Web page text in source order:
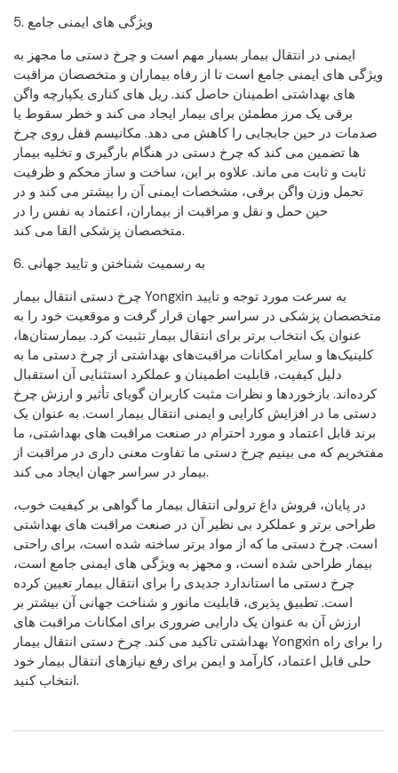
5. ویژگی های ایمنی جامع
ایمنی در انتقال بیمار بسیار مهم است و چرخ دستی ما مجهز به
ویژگی های ایمنی جامع است تا از رفاه بیماران و متخصصان مراقبت
های بهداشتی اطمینان حاصل کند. ریل های کناری یکپارچه واگن
برقی یک مرز مطمئن برای بیمار ایجاد می کند و خطر سقوط یا
صدمات در حین جابجایی را کاهش می دهد. مکانیسم قفل روی چرخ
ها تضمین می کند که چرخ دستی در هنگام بارگیری و تخلیه بیمار
ثابت و ثابت می ماند. علاوه بر این، ساخت و ساز محکم و ظرفیت
تحمل وزن واگن برقی، مشخصات ایمنی آن را بیشتر می کند و در
حین حمل و نقل و مراقبت از بیماران، اعتماد به نفس را در
متخصصان پزشکی القا می کند.
6. به رسمیت شناختن و تایید جهانی
چرخ دستی انتقال بیمار Yongxin به سرعت مورد توجه و تایید
متخصصان پزشکی در سراسر جهان قرار گرفت و موقعیت خود را به
عنوان یک انتخاب برتر برای انتقال بیمار تثبیت کرد. بیمارستان‌ها،
کلینیک‌ها و سایر امکانات مراقبت‌های بهداشتی از چرخ دستی ما به
دلیل کیفیت، قابلیت اطمینان و عملکرد استثنایی آن استقبال
کرده‌اند. بازخوردها و نظرات مثبت کاربران گویای تأثیر و ارزش چرخ
دستی ما در افزایش کارایی و ایمنی انتقال بیمار است. به عنوان یک
برند قابل اعتماد و مورد احترام در صنعت مراقبت های بهداشتی، ما
مفتخریم که می بینیم چرخ دستی ما تفاوت معنی داری در مراقبت از
بیمار در سراسر جهان ایجاد می کند.
در پایان، فروش داغ ترولی انتقال بیمار ما گواهی بر کیفیت خوب،
طراحی برتر و عملکرد بی نظیر آن در صنعت مراقبت های بهداشتی
است. چرخ دستی ما که از مواد برتر ساخته شده است، برای راحتی
بیمار طراحی شده است، و مجهز به ویژگی های ایمنی جامع است،
چرخ دستی ما استاندارد جدیدی را برای انتقال بیمار تعیین کرده
است. تطبیق پذیری، قابلیت مانور و شناخت جهانی آن بیشتر بر
ارزش آن به عنوان یک دارایی ضروری برای امکانات مراقبت های
بهداشتی تاکید می کند. چرخ دستی انتقال بیمار Yongxin را برای راه
حلی قابل اعتماد، کارآمد و ایمن برای رفع نیازهای انتقال بیمار خود
انتخاب کنید.